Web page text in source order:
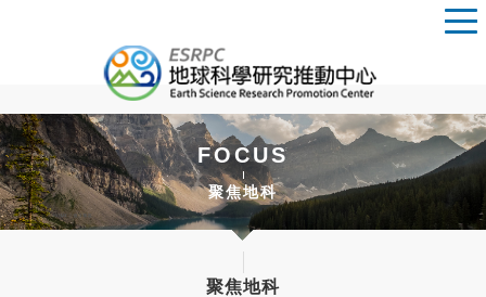
FOCUS
聚焦地科
聚焦地科